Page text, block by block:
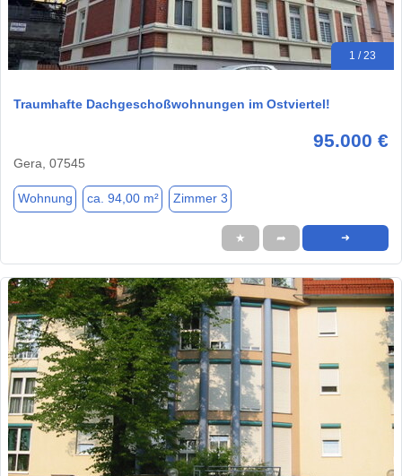
1 / 23
Traumhafte Dachgeschoßwohnungen im Ostviertel!
95.000 €
Gera, 07545
Wohnung ca. 94,00 m² Zimmer 3
★ ➦ ➜